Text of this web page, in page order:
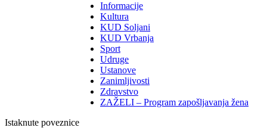
Informacije
Kultura
KUD Soljani
KUD Vrbanja
Sport
Udruge
Ustanove
Zanimljivosti
Zdravstvo
ZAŽELI – Program zapošljavanja žena
Istaknute poveznice